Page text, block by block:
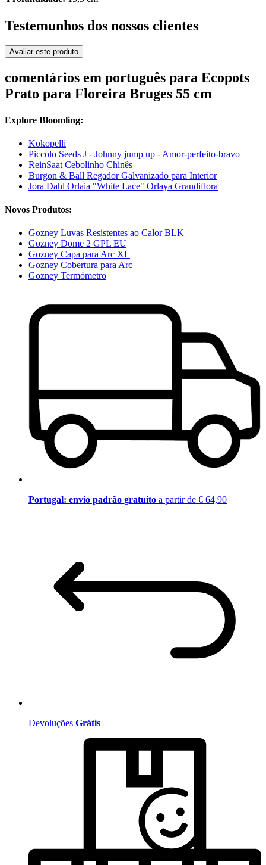
Testemunhos dos nossos clientes
Avaliar este produto
comentários em português para Ecopots
Prato para Floreira Bruges 55 cm
Explore Bloomling:
Kokopelli
Piccolo Seeds J - Johnny jump up - Amor-perfeito-bravo
ReinSaat Cebolinho Chinês
Burgon & Ball Regador Galvanizado para Interior
Jora Dahl Orlaia "White Lace" Orlaya Grandiflora
Novos Produtos:
Gozney Luvas Resistentes ao Calor BLK
Gozney Dome 2 GPL EU
Gozney Capa para Arc XL
Gozney Cobertura para Arc
Gozney Termómetro
Portugal: envio padrão gratuito a partir de € 64,90
Devoluções Grátis